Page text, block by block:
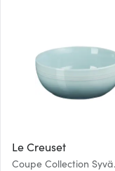
Le Creuset
Coupe Collection Syvä